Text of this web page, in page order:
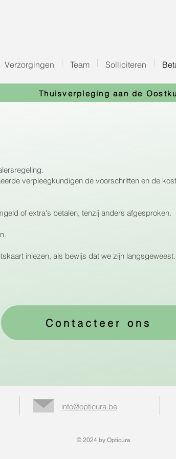
Verzorgingen Team Solliciteren
Thuisverpleging aan de
verpleegkundigen de voorschriften en de
of extra's betalen, tenzij anders afgesproken.
inlezen, als bewijs dat we zijn langsgeweest.
Contacteer ons
info@opticura.be
© 2024 by Opticura